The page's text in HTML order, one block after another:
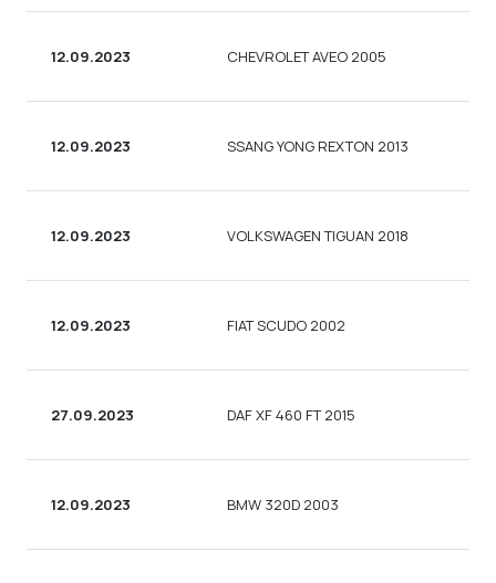
12.09.2023 CHEVROLET AVEO 2005
12.09.2023 SSANG YONG REXTON 2013
12.09.2023 VOLKSWAGEN TIGUAN 2018
12.09.2023 FIAT SCUDO 2002
27.09.2023 DAF XF 460 FT 2015
12.09.2023 BMW 320D 2003